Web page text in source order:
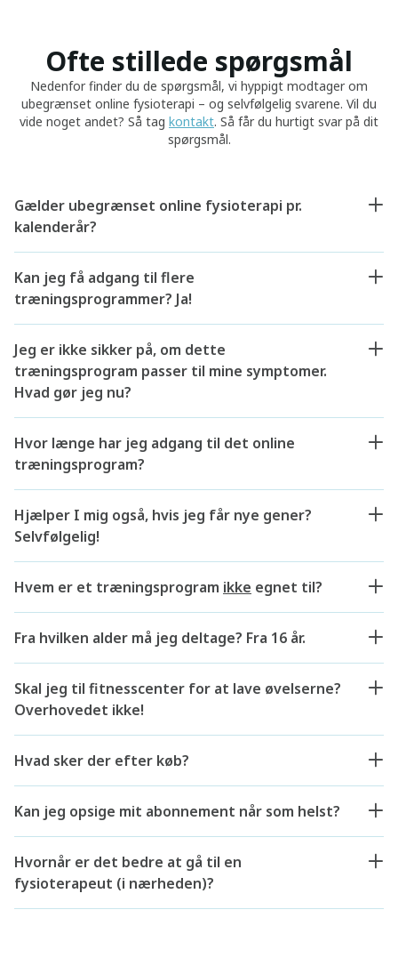
Ofte stillede spørgsmål
Nedenfor finder du de spørgsmål, vi hyppigt modtager om
ubegrænset online fysioterapi – og selvfølgelig svarene. Vil du
vide noget andet? Så tag kontakt. Så får du hurtigt svar på dit
spørgsmål.
Gælder ubegrænset online fysioterapi pr.
kalenderår?
Kan jeg få adgang til flere
træningsprogrammer? Ja!
Jeg er ikke sikker på, om dette
træningsprogram passer til mine symptomer.
Hvad gør jeg nu?
Hvor længe har jeg adgang til det online
træningsprogram?
Hjælper I mig også, hvis jeg får nye gener?
Selvfølgelig!
Hvem er et træningsprogram ikke egnet til?
Fra hvilken alder må jeg deltage? Fra 16 år.
Skal jeg til fitnesscenter for at lave øvelserne?
Overhovedet ikke!
Hvad sker der efter køb?
Kan jeg opsige mit abonnement når som helst?
Hvornår er det bedre at gå til en
fysioterapeut (i nærheden)?